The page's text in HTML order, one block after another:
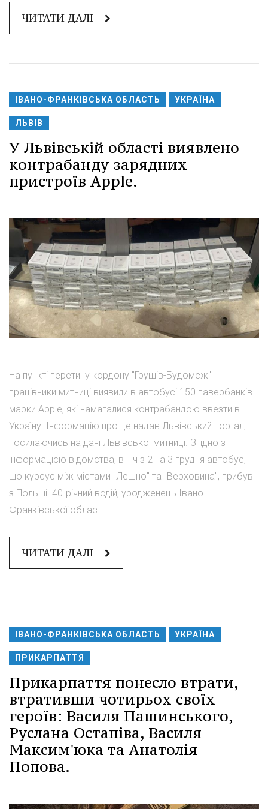
ЧИТАТИ ДАЛІ
ІВАНО-ФРАНКІВСЬКА ОБЛАСТЬ УКРАЇНА
ЛЬВІВ
У Львівській області виявлено
контрабанду зарядних
пристроїв Apple.
На пункті перетину кордону "Грушів-Будомєж"
працівники митниці виявили в автобусі 150 павербанків
марки Apple, які намагалися контрабандою ввезти в
Україну. Інформацію про це надав Львівський портал,
посилаючись на дані Львівської митниці. Згідно з
інформацією відомства, в ніч з 2 на 3 грудня автобус,
що курсує між містами "Лешно" та "Верховина", прибув
з Польщі. 40-річний водій, уродженець Івано-
Франківської облас...
ЧИТАТИ ДАЛІ
ІВАНО-ФРАНКІВСЬКА ОБЛАСТЬ УКРАЇНА
ПРИКАРПАТТЯ
Прикарпаття понесло втрати,
втративши чотирьох своїх
героїв: Василя Пашинського,
Руслана Остапіва, Василя
Максим'юка та Анатолія
Попова.